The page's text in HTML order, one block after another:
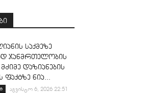
საქმეზე
ჯანმრთელობის
დაზიანების
ფაქტზე ნია...
აგვისტო 6, 2026 22:51